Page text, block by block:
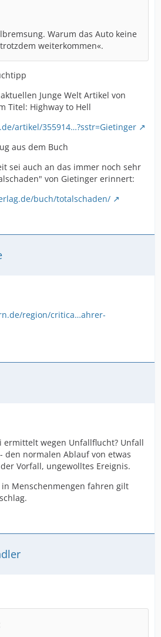
Warum das Auto keine
weiterkommen«.
Junge Welt Artikel von
Titel: Highway to Hell
artikel/355914…?sstr=Gietinger
aus dem Buch
sei auch an das immer noch sehr
von Gietinger erinnert:
buch/totalschaden/
region/critica…ahrer-
ermittelt wegen Unfallflucht? Unfall
den normalen Ablauf von etwas
Vorfall, ungewolltes Ereignis.
Menschenmengen fahren gilt